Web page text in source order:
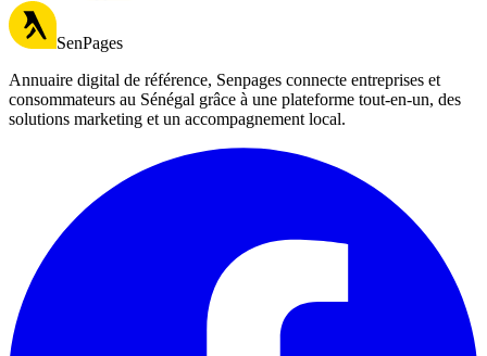
SenPages
Annuaire digital de référence, Senpages connecte entreprises et
consommateurs au Sénégal grâce à une plateforme tout-en-un, des
solutions marketing et un accompagnement local.